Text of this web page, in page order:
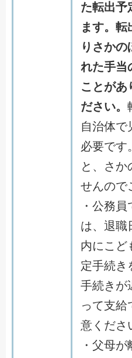
た転出予
ます。転
りさかの
れた手当
ことがあ
ださい。
自治体で
必要です
と、さか
せんので
・公務
は、退職
内にこど
定手続き
手続きが
って支給
意くださ
・父母